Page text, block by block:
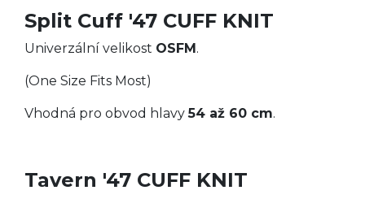
Split Cuff '47 CUFF KNIT
Univerzální velikost OSFM.
(One Size Fits Most)
Vhodná pro obvod hlavy54 až 60 cm.
Tavern '47 CUFF KNIT